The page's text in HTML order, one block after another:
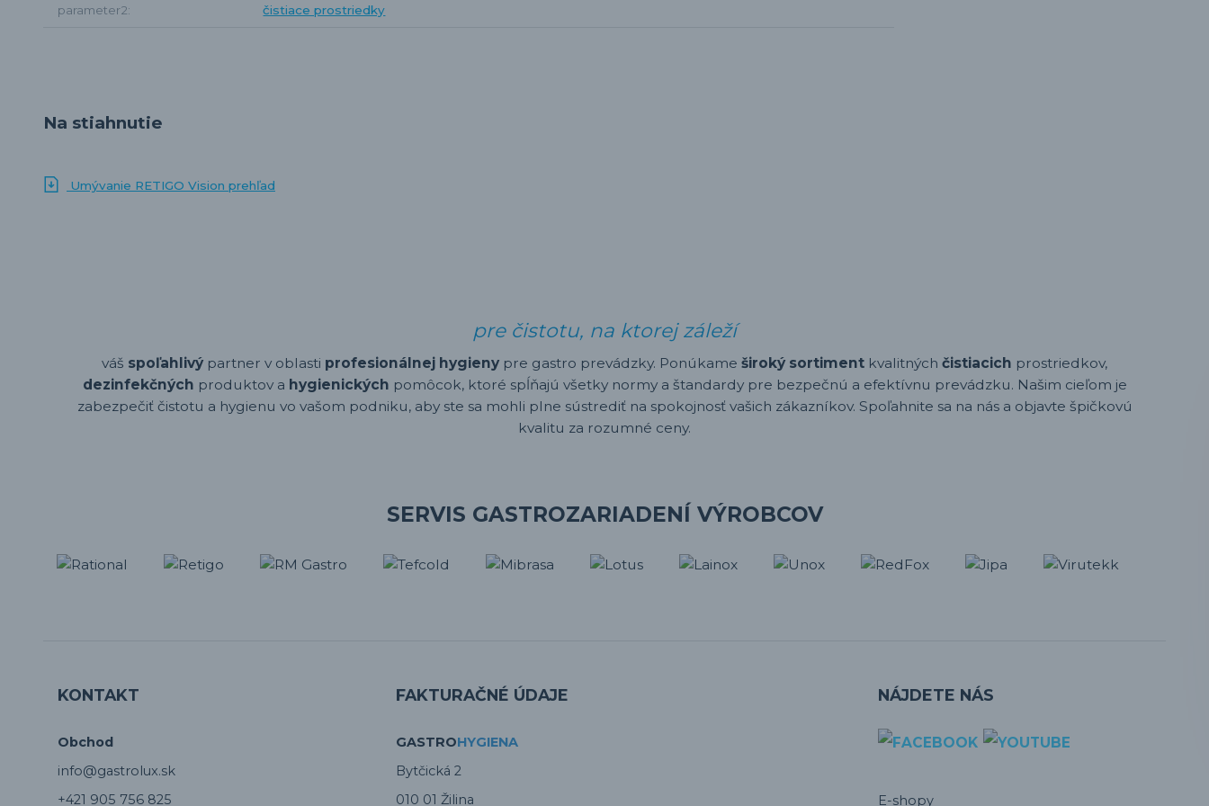
parameter2 čistiace prostriedky
Na stiahnutie
Umývanie RETIGO Vision prehľad
pre čistotu, na ktorej záleží
váš spoľahlivý partner v oblasti profesionálnej hygieny pre gastro prevádzky. Ponúkame široký sortiment kvalitných čistiacich prostriedkov,
dezinfekčných produktov a hygienických pomôcok, ktoré spĺňajú všetky normy a štandardy pre bezpečnú a efektívnu prevádzku. Našim cieľom je
zabezpečiť čistotu a hygienu vo vašom podniku, aby ste sa mohli plne sústrediť na spokojnosť vašich zákazníkov. Spoľahnite sa na nás a objavte špičkovú
kvalitu za rozumné ceny.
SERVIS GASTROZARIADENÍ VÝROBCOV
KONTAKT
Obchod
info@gastrolux.sk
+421 905 756 825
FAKTURAČNÉ ÚDAJE
GASTROHYGIENA
Bytčická 2
010 01 Žilina
NÁJDETE NÁS
E-shopy